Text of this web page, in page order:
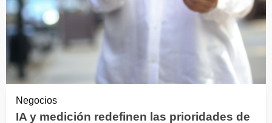
Negocios
IA y medición redefinen las prioridades de